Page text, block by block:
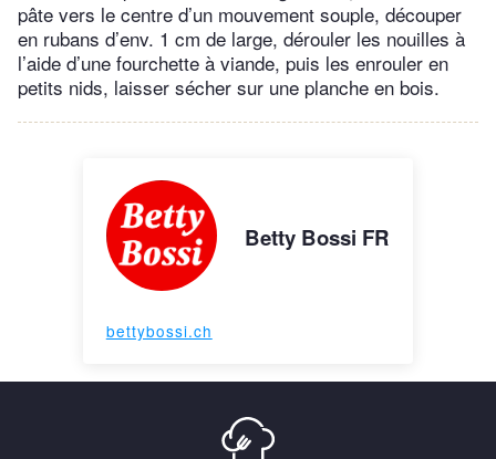
pâte vers le centre d’un mouvement souple, découper
en rubans d’env. 1 cm de large, dérouler les nouilles à
l’aide d’une fourchette à viande, puis les enrouler en
petits nids, laisser sécher sur une planche en bois.
Betty Bossi FR
bettybossi.ch